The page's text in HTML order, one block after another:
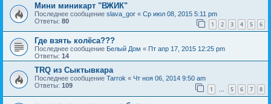
Мини миникарт "ВЖИК"
Последнее сообщение slava_gor « Ср июл 08, 2015 5:11 pm
Ответы: 80 1 2 3 4 5 6
Где взять колёса???
Последнее сообщение Белый Дом « Пт апр 17, 2015 12:25 pm
Ответы: 14
TRQ из Сыктывкара
Последнее сообщение Tarrok « Чт ноя 06, 2014 9:50 am
Ответы: 109 1 … 5 6 7 8